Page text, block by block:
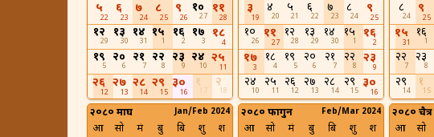
५
22
६
23
७
24
८
25
९
26
१०
27
११
28
१२
29
१३
30
१४
31
१५
1
१६
2
१७
3
१८
4
१९
5
२०
6
२१
7
२२
8
२३
9
२४
10
२५
11
२६
12
२७
13
२८
14
२९
15
३०
16
२
18
३
19
४
20
५
21
६
22
७
23
८
24
९
25
१०
26
११
27
१२
28
१३
29
१४
30
१५
1
१६
2
१७
3
१८
4
१९
5
२०
6
२१
7
२२
8
२३
9
२४
10
२५
11
२६
12
२७
13
२८
14
२९
15
३०
16
८
24
९
25
१५
31
१६
1
२२
7
२३
8
२९
14
१
15
२०८० माघ Jan/Feb 2024
आ सो मं बु बि शु श
२०८० फागुन Feb/Mar 2024
आ सो मं बु बि शु श
२०८० चैत्र
आ सो